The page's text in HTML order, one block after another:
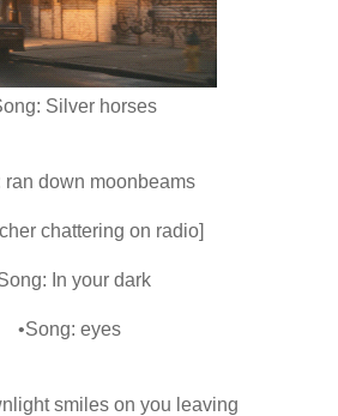
Silver horses
ran down moonbeams
chattering on radio]
In your dark
•Song: eyes
smiles on you leaving